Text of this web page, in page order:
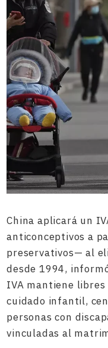
China aplicará un
anticonceptivos a
preservativos— al
desde 1994,
IVA mantiene
cuidado infantil,
personas con
vinculadas al